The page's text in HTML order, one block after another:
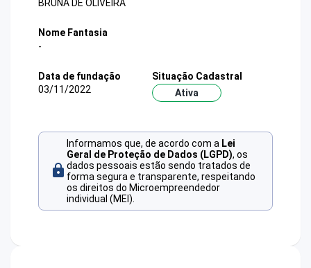
BRUNA DE OLIVEIRA
Nome Fantasia
-
Data de fundação
03/11/2022
Situação Cadastral
Ativa
Informamos que, de acordo com a Lei
Geral de Proteção de Dados (LGPD), os
dados pessoais estão sendo tratados de
forma segura e transparente, respeitando
os direitos do Microempreendedor
individual (MEI).